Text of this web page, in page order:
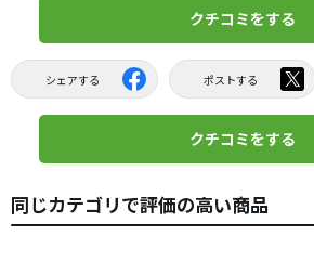
クチコミをする
シェアする ポストする
クチコミをする
同じカテゴリで評価の高い商品